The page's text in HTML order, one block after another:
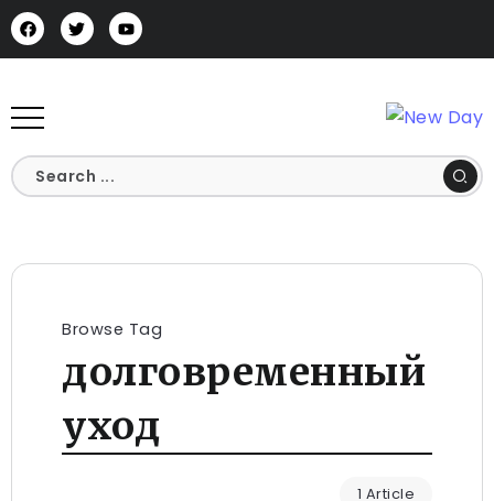
Browse Tag
долговременный
уход
1 Article